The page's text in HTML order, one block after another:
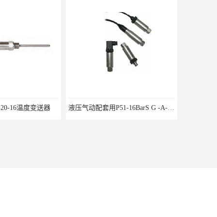
温度变送器 液压气动配套用P51-16BarS G -A-MD-20MA 压力变送器